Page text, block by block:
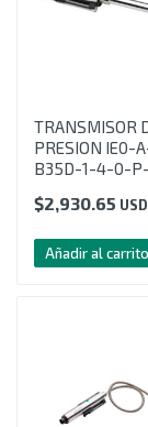
TRANSMISOR
PRESION IE0-
B35D-1-4-0-
$2,930.65 USD
Añadir al carrito